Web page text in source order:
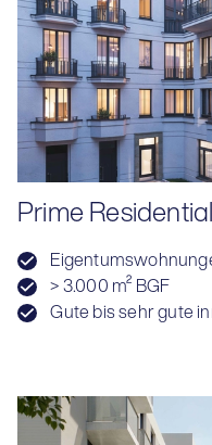
Prime Residential
> 3.000 m² BGF
Gute bis sehr gute